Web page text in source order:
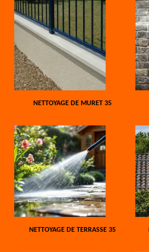
NETTOYAGE DE MURET 35
NETTOYAGE DE TERRASSE 35